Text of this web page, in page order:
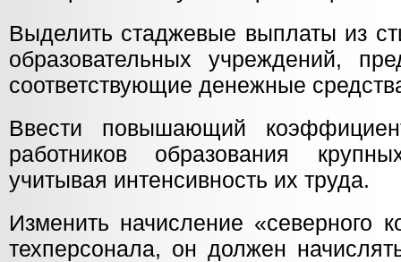
Выделить стаджевые выплаты из
образовательных учреждений,
соответствующие денежные
Ввести повышающий
работников образования
учитывая интенсивность их труда.
Изменить начисление «северного
техперсонала, он должен